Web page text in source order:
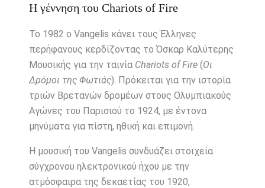
Η γέννηση του Chariots of Fire
Το 1982 ο Vangelis κάνει τους Έλληνες
περήφανους κερδίζοντας το Όσκαρ Καλύτερης
Μουσικής για την ταινία Chariots of Fire(Οι
Δρόμοι της Φωτιάς). Πρόκειται για την ιστορία
τριών Βρετανών δρομέων στους Ολυμπιακούς
Αγώνες του Παρισιού το 1924, με έντονα
μηνύματα για πίστη, ηθική και επιμονή.
Η μουσική του Vangelis συνδυάζει στοιχεία
σύγχρονου ηλεκτρονικού ήχου με την
ατμόσφαιρα της δεκαετίας του 1920,